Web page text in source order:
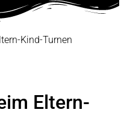
Kind-Turnen
Eltern-